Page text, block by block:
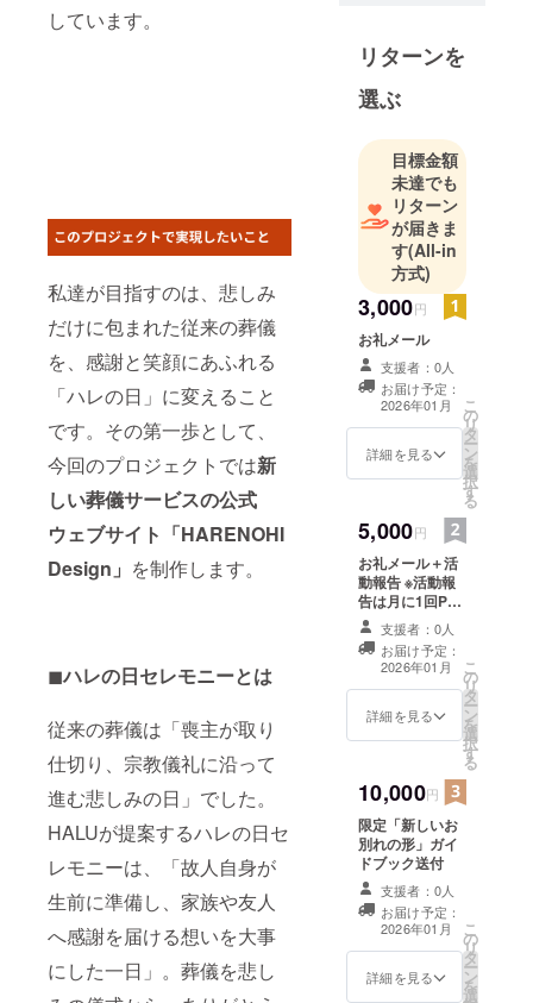
しています。
私達が目指すのは、悲しみ
だけに包まれた従来の葬儀
を、感謝と笑顔にあふれる
「ハレの日」に変えること
です。その第一歩として、
今回のプロジェクトでは新
しい葬儀サービスの公式
ウェブサイト「HARENOHI
Design」 を制作します。
◼︎ハレの日セレモニーとは
従来の葬儀は「喪主が取り
仕切り、宗教儀礼に沿って
進む悲しみの日」でした。
HALUが提案するハレの日セ
レモニーは、「故人自身が
生前に準備し、家族や友人
へ感謝を届ける想いを大事
にした一日」。葬儀を悲し
リターンを
選ぶ
目標金額
未達でも
リターン
が届きま
す(All-in
方式)
3,000円
お礼メール
支援者：0人
お届け予定：
2026年01月
詳細を見る
こ
の
リ
タ
ー
ン
を
選
択
す
る
5,000円
お礼メール＋活
動報告 ※活動報
告は月に1回PDF
形式にて配信い
たします。 有効
期限：2026年1
月から2026年12
月末まで
支援者：0人
お届け予定：
2026年01月
詳細を見る
こ
の
リ
タ
ー
ン
を
選
択
す
る
10,000円
限定「新しいお
別れの形」ガイ
ドブック送付
支援者：0人
お届け予定：
2026年01月
詳細を見る
こ
の
リ
タ
ー
ン
を
選